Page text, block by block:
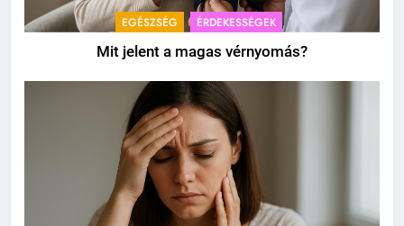
EGÉSZSÉG ÉRDEKESSÉGEK
Mit jelent a magas vérnyomás?